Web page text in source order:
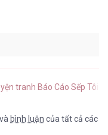
tranh Báo Cáo Sếp Tôi
và bình luận của tất cả các